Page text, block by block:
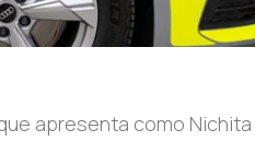
apresenta como Nichita